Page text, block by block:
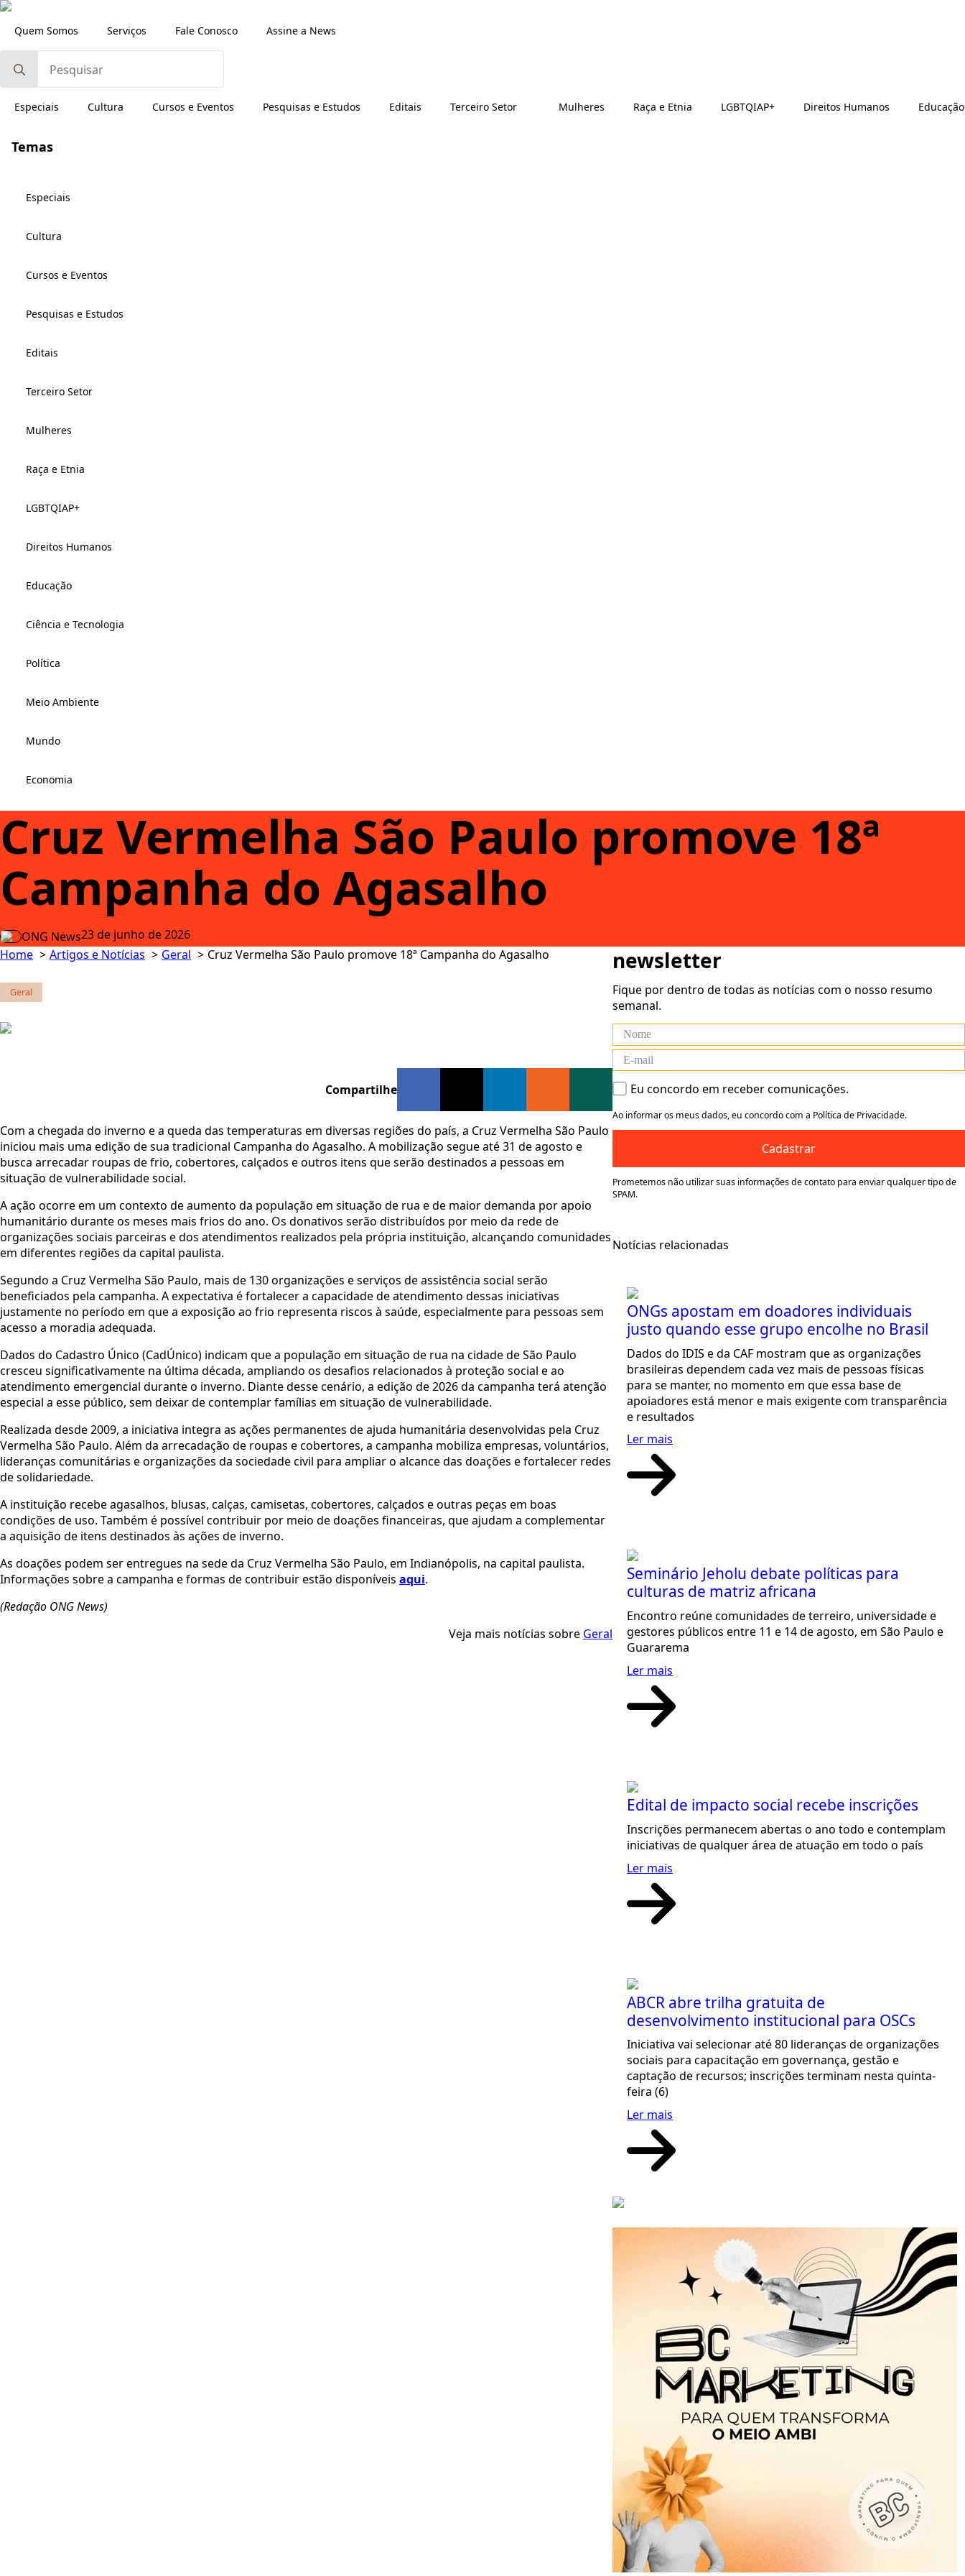
Quem Somos Serviços Fale Conosco Assine a News
for:
Especiais Cultura Cursos e Eventos Pesquisas e Estudos Editais Terceiro Setor Mulheres Raça e Etnia LGBTQIAP+ Direitos Humanos Educação
Temas
Especiais
Cultura
Cursos e Eventos
Pesquisas e Estudos
Editais
Terceiro Setor
Mulheres
Raça e Etnia
LGBTQIAP+
Direitos Humanos
Educação
Ciência e Tecnologia
Política
Meio Ambiente
Mundo
Economia
Cruz Vermelha São Paulo promove 18ª
Campanha do Agasalho
ONG News23 de junho de 2026
Home
Artigos e Notícias Geral Cruz Vermelha São Paulo promove 18ª Campanha do Agasalho
Geral
Compartilhe
Com a chegada do inverno e a queda das temperaturas em diversas regiões do país, a Cruz Vermelha São Paulo
iniciou mais uma edição de sua tradicional Campanha do Agasalho. A mobilização segue até 31 de agosto e
busca arrecadar roupas de frio, cobertores, calçados e outros itens que serão destinados a pessoas em
situação de vulnerabilidade social.
A ação ocorre em um contexto de aumento da população em situação de rua e de maior demanda por apoio
humanitário durante os meses mais frios do ano. Os donativos serão distribuídos por meio da rede de
organizações sociais parceiras e dos atendimentos realizados pela própria instituição, alcançando comunidades
em diferentes regiões da capital paulista.
Segundo a Cruz Vermelha São Paulo, mais de 130 organizações e serviços de assistência social serão
beneficiados pela campanha. A expectativa é fortalecer a capacidade de atendimento dessas iniciativas
justamente no período em que a exposição ao frio representa riscos à saúde, especialmente para pessoas sem
acesso a moradia adequada.
Dados do Cadastro Único (CadÚnico) indicam que a população em situação de rua na cidade de São Paulo
cresceu significativamente na última década, ampliando os desafios relacionados à proteção social e ao
atendimento emergencial durante o inverno. Diante desse cenário, a edição de 2026 da campanha terá atenção
especial a esse público, sem deixar de contemplar famílias em situação de vulnerabilidade.
Realizada desde 2009, a iniciativa integra as ações permanentes de ajuda humanitária desenvolvidas pela Cruz
Vermelha São Paulo. Além da arrecadação de roupas e cobertores, a campanha mobiliza empresas, voluntários,
lideranças comunitárias e organizações da sociedade civil para ampliar o alcance das doações e fortalecer redes
de solidariedade.
A instituição recebe agasalhos, blusas, calças, camisetas, cobertores, calçados e outras peças em boas
condições de uso. Também é possível contribuir por meio de doações financeiras, que ajudam a complementar
a aquisição de itens destinados às ações de inverno.
As doações podem ser entregues na sede da Cruz Vermelha São Paulo, em Indianópolis, na capital paulista.
Informações sobre a campanha e formas de contribuir estão disponíveis aqui.
(Redação ONG News)
Veja mais notícias sobre Geral
newsletter
Fique por dentro de todas as notícias com o nosso resumo
semanal.
Eu concordo em receber comunicações.
Ao informar os meus dados, eu concordo com a Política de Privacidade.
Cadastrar
Prometemos não utilizar suas informações de contato para enviar qualquer tipo de
SPAM.
Notícias relacionadas
ONGs apostam em doadores individuais
justo quando esse grupo encolhe no Brasil
Dados do IDIS e da CAF mostram que as organizações
brasileiras dependem cada vez mais de pessoas físicas
para se manter, no momento em que essa base de
apoiadores está menor e mais exigente com transparência
e resultados
Ler mais
Seminário Jeholu debate políticas para
culturas de matriz africana
Encontro reúne comunidades de terreiro, universidade e
gestores públicos entre 11 e 14 de agosto, em São Paulo e
Guararema
Ler mais
Edital de impacto social recebe inscrições
Inscrições permanecem abertas o ano todo e contemplam
iniciativas de qualquer área de atuação em todo o país
Ler mais
ABCR abre trilha gratuita de
desenvolvimento institucional para OSCs
Iniciativa vai selecionar até 80 lideranças de organizações
sociais para capacitação em governança, gestão e
captação de recursos; inscrições terminam nesta quinta-
feira (6)
Ler mais